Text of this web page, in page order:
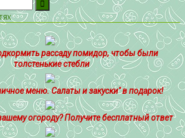
рассаду помидор, чтобы были
толстенькие стебли
меню. Салаты и закуски" в подарок!
огороду? Получите бесплатный ответ